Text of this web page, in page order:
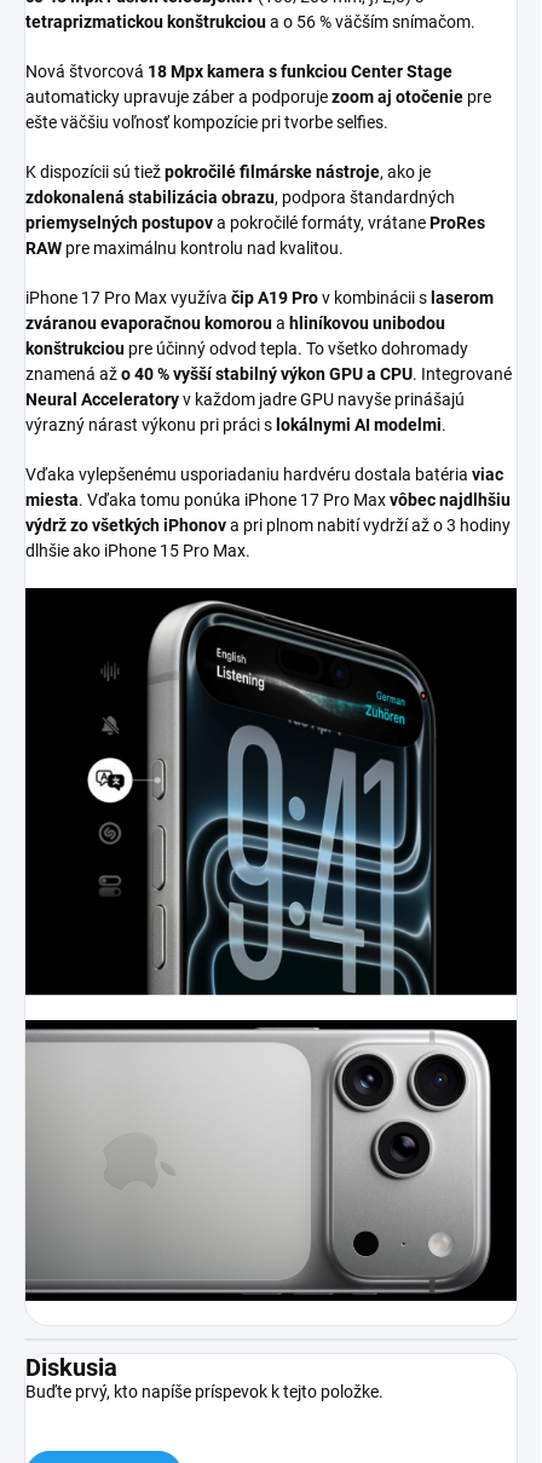
tetraprizmatickou konštrukcioua o 56 % väčším snímačom.
Nová štvorcová 18 Mpx kamera s funkciou Center Stage
automaticky upravuje záber a podporujezoom aj otočenie pre
ešte väčšiu voľnosť kompozície pri tvorbe selfies.
K dispozícii sú tiežpokročilé filmárske nástroje, ako je
zdokonalená stabilizácia obrazu, podpora štandardných
priemyselných postupova pokročilé formáty, vrátaneProRes
RAW pre maximálnu kontrolu nad kvalitou.
iPhone 17 Pro Max využíva čip A19 Prov kombinácii slaserom
zváranou evaporačnou komoroua hliníkovou unibodou
konštrukciou pre účinný odvod tepla. To všetko dohromady
znamená ažo 40 % vyšší stabilný výkon GPU a CPU. Integrované
Neural Acceleratoryv každom jadre GPU navyše prinášajú
výrazný nárast výkonu pri práci slokálnymi AI modelmi.
Vďaka vylepšenému usporiadaniu hardvéru dostala batéria viac
miesta. Vďaka tomu ponúka iPhone 17 Pro Maxvôbec najdlhšiu
výdrž zo všetkých iPhonova pri plnom nabití vydrží až o 3 hodiny
dlhšie ako iPhone 15 Pro Max.
Diskusia
Buďte prvý, kto napíše príspevok k tejto položke.